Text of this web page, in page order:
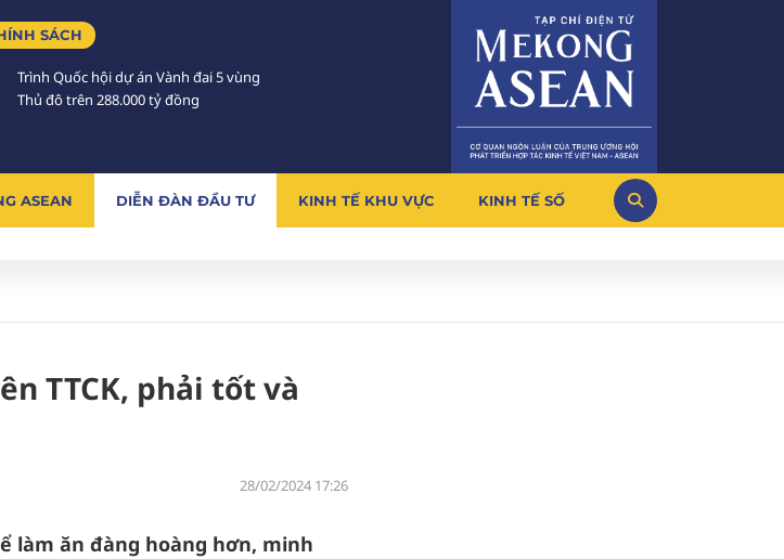
SÁCH
Trình Quốc hội dự án Vành đai 5 vùng
Thủ đô trên 288.000 tỷ đồng
ASEAN DIỄN ĐÀN ĐẦU TƯ KINH TẾ KHU VỰC KINH TẾ SỐ
TTCK, phải tốt và
28/02/2024 17:26
làm ăn đàng hoàng hơn, minh